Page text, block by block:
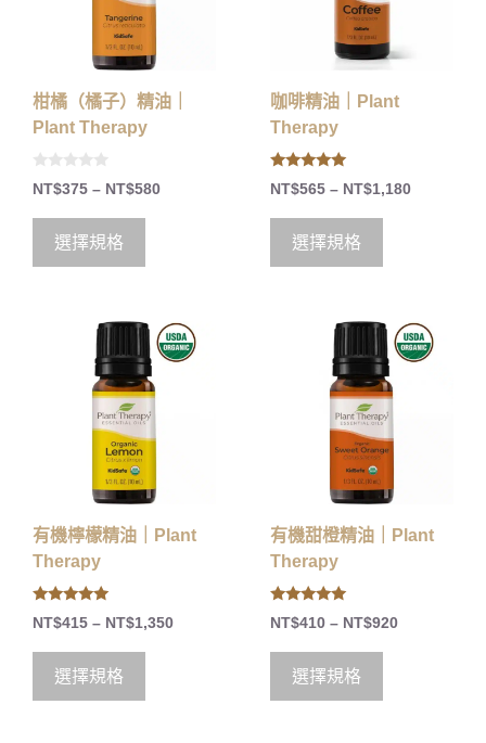
柑橘（橘子）精油｜
Plant Therapy
0
o
t
5
NT$375 – NT$580
選擇規格
咖啡精油｜Plant
Therapy
5.00
out of 5
NT$565 – NT$1,180
選擇規格
有機檸檬精油｜Plant
Therapy
5.00
out of 5
NT$415 – NT$1,350
選擇規格
有機甜橙精油｜Plant
Therapy
5.00
out of 5
NT$410 – NT$920
選擇規格